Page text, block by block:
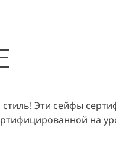
Эти сейфы
на